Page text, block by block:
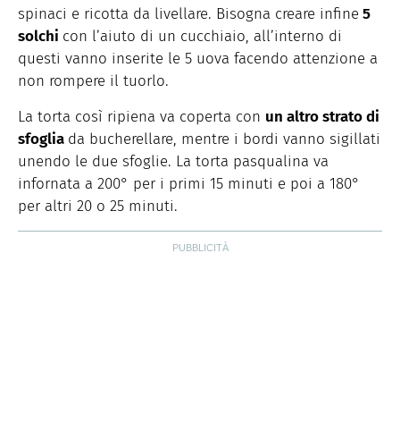
spinaci e ricotta da livellare. Bisogna creare infine 5
solchi con l’aiuto di un cucchiaio, all’interno di
questi vanno inserite le 5 uova facendo attenzione a
non rompere il tuorlo.
La torta così ripiena va coperta con un altro strato di
sfoglia da bucherellare, mentre i bordi vanno sigillati
unendo le due sfoglie. La torta pasqualina va
infornata a 200° per i primi 15 minuti e poi a 180°
per altri 20 o 25 minuti.